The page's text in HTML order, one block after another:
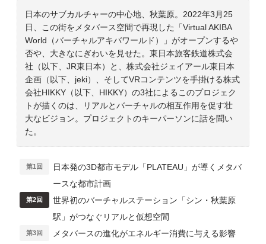
日本のサブカルチャーの中心地、秋葉原。2022年3月25
日、この街をメタバース空間で再現した「Virtual AKIBA
World（バーチャルアキバワールド）」がオープンするや
否や、大きなにぎわいを見せた。東日本旅客鉄道株式会
社（以下、JR東日本）と、株式会社ジェイアール東日本
企画（以下、jeki）、そしてVRコンテンツを手掛ける株式
会社HIKKY（以下、HIKKY）の3社によるこのプロジェク
トが描くのは、リアルとバーチャルの相互作用を促す壮
大なビジョン。プロジェクトのキーパーソンに話を聞い
た。
第1回
日本発の3D都市モデル「PLATEAU」が導くメタバ
ースな都市計画
第2回
世界初のバーチャルステーション「シン・秋葉原
駅」がつなぐリアルと仮想空間
第3回
メタバースの進化がエネルギー消費に与える影響